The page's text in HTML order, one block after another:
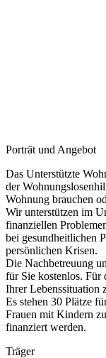
Porträt und Angebot
Das Unterstützte
der
Wohnung brauchen
Wir unterstützen im
finanziellen
bei gesundheitlichen
persönlichen Krisen.
Die Nachbetreuung
für Sie kostenlos. Für
Ihrer Lebenssituation
Es stehen 30 Plätze
Frauen mit Kindern
finanziert werden.
Träger